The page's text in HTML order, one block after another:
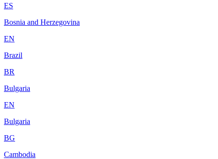
ES
Bosnia and Herzegovina
EN
Brazil
BR
Bulgaria
EN
Bulgaria
BG
Cambodia